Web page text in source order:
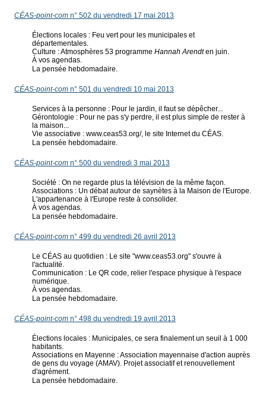
CÉAS-point-comn° 502 du vendredi 17 mai 2013
Élections locales : Feu vert pour les municipales et
départementales.
Culture : Atmosphères 53 programme Hannah Arendten juin.
À vos agendas.
La pensée hebdomadaire.
CÉAS-point-comn° 501 du vendredi 10 mai 2013
Services à la personne : Pour le jardin, il faut se dépêcher...
Gérontologie : Pour ne pas s'y perdre, il est plus simple de rester à
la maison...
Vie associative : www.ceas53.org/, le site Internet du CÉAS.
La pensée hebdomadaire.
CÉAS-point-comn° 500 du vendredi 3 mai 2013
Société : On ne regarde plus la télévision de la même façon.
Associations : Un débat autour de saynètes à la Maison de l'Europe.
L'appartenance à l'Europe reste à consolider.
À vos agendas.
La pensée hebdomadaire.
CÉAS-point-comn° 499 du vendredi 26 avril 2013
Le CÉAS au quotidien : Le site "www.ceas53.org" s'ouvre à
l'actualité.
Communication : Le QR code, relier l'espace physique à l'espace
numérique.
À vos agendas.
La pensée hebdomadaire.
CÉAS-point-comn° 498 du vendredi 19 avril 2013
Élections locales : Municipales, ce sera finalement un seuil à 1 000
habitants.
Associations en Mayenne : Association mayennaise d'action auprès
de gens du voyage (AMAV). Projet associatif et renouvellement
d'agrément.
La pensée hebdomadaire.